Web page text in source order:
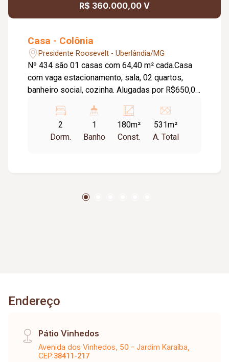
R$ 360.000,00 V
Casa - Colônia
Presidente Roosevelt - Uberlândia/MG
Nº 434 são 01 casas com 64,40 m² cada.Casa
com vaga estacionamento, sala, 02 quartos,
banheiro social, cozinha. Alugadas por R$650,00
Nº 426 01 casa com vaga de estacionamento,
sala 2 quartos, banheiro social e cozinha. com
área de 92,00 metros Alugada por R$ 650,00.
2
Dorm.
1
Banho
180m²
Const.
531m²
A. Total
Endereço
Pátio Vinhedos
Avenida dos Vinhedos, 50 - Jardim Karaíba,
CEP:38411-217